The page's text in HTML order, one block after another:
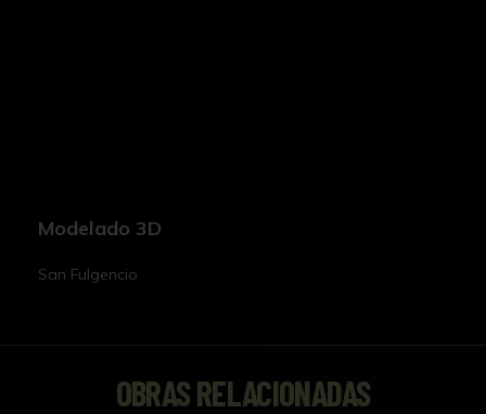
Modelado 3D
San Fulgencio
OBRAS RELACIONADAS